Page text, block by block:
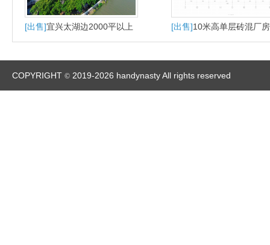
[出售]宜兴太湖边2000平以上
多层厂房出售
[出售]10米高单层砖混厂
年产权已动工报价4300起
COPYRIGHT © 2019-2026 handynasty All rights reserved